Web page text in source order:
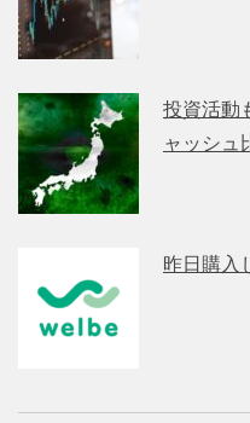
投資活動
ャッシュ
昨日購入